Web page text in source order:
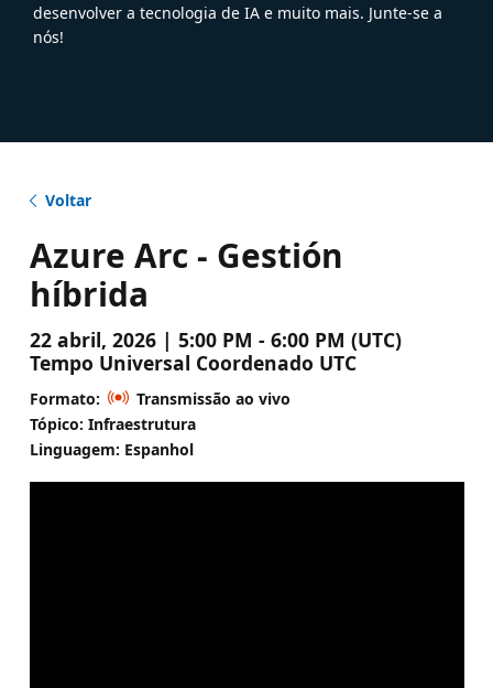
desenvolver a tecnologia de IA e muito mais. Junte-se a
nós!
Voltar
Azure Arc - Gestión
híbrida
22 abril, 2026 | 5:00 PM - 6:00 PM (UTC)
Tempo Universal Coordenado UTC
Formato:
Transmissão ao vivo
Tópico: Infraestrutura
Linguagem: Espanhol